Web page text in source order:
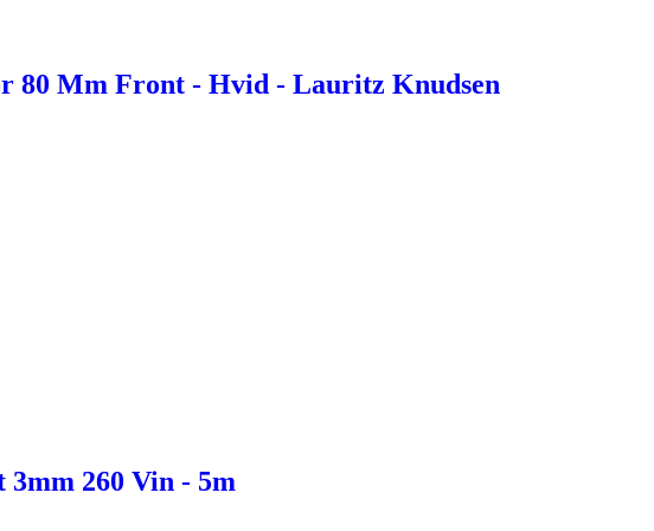
80 Mm Front - Hvid - Lauritz Knudsen
260 Vin - 5m